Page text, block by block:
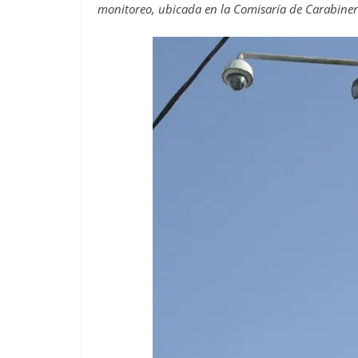
monitoreo, ubicada en la Comisaría de